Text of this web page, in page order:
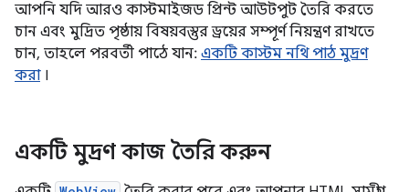
আপনি যদি আরও কাস্টমাইজড প্রিন্ট আউটপুট তৈরি করতে
চান এবং মুদ্রিত পৃষ্ঠায় বিষয়বস্তুর ড্রয়ের সম্পূর্ণ নিয়ন্ত্রণ রাখতে
চান, তাহলে পরবর্তী পাঠে যান: একটি কাস্টম নথি পাঠ মুদ্রণ
করা।
একটি মুদ্রণ কাজ তৈরি করুন